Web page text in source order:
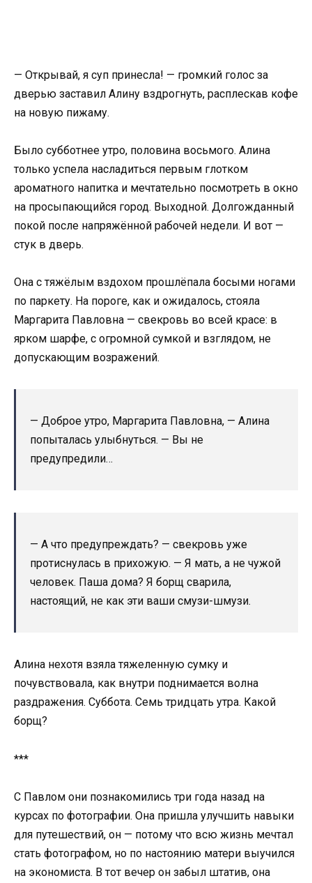
— Открывай, я суп принесла! — громкий голос за
дверью заставил Алину вздрогнуть, расплескав кофе
на новую пижаму.
Было субботнее утро, половина восьмого. Алина
только успела насладиться первым глотком
ароматного напитка и мечтательно посмотреть в окно
на просыпающийся город. Выходной. Долгожданный
покой после напряжённой рабочей недели. И вот —
стук в дверь.
Она с тяжёлым вздохом прошлёпала босыми ногами
по паркету. На пороге, как и ожидалось, стояла
Маргарита Павловна — свекровь во всей красе: в
ярком шарфе, с огромной сумкой и взглядом, не
допускающим возражений.
— Доброе утро, Маргарита Павловна, — Алина
попыталась улыбнуться. — Вы не
предупредили…
— А что предупреждать? — свекровь уже
протиснулась в прихожую. — Я мать, а не чужой
человек. Паша дома? Я борщ сварила,
настоящий, не как эти ваши смузи-шмузи.
Алина нехотя взяла тяжеленную сумку и
почувствовала, как внутри поднимается волна
раздражения. Суббота. Семь тридцать утра. Какой
борщ?
***
С Павлом они познакомились три года назад на
курсах по фотографии. Она пришла улучшить навыки
для путешествий, он — потому что всю жизнь мечтал
стать фотографом, но по настоянию матери выучился
на экономиста. В тот вечер он забыл штатив, она